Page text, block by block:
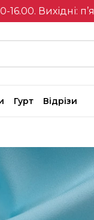
16.00. Вихідні:
Гурт Відрізи